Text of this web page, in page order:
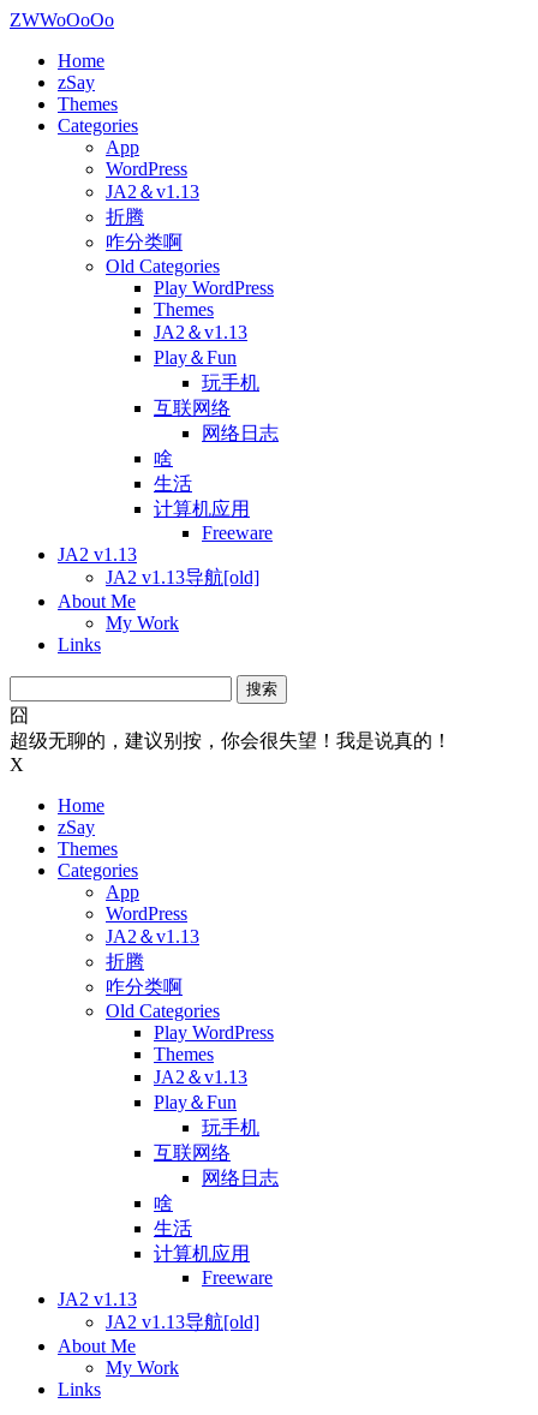
ZWWoOoOo
Home
zSay
Themes
Categories
App
WordPress
JA2＆v1.13
折腾
咋分类啊
Old Categories
Play WordPress
Themes
JA2＆v1.13
Play＆Fun
玩手机
互联网络
网络日志
啥
生活
计算机应用
Freeware
JA2 v1.13
JA2 v1.13导航[old]
About Me
My Work
Links
索：
囧
超级无聊的，建议别按，你会很失望！我是说真的！
X
Home
zSay
Themes
Categories
App
WordPress
JA2＆v1.13
折腾
咋分类啊
Old Categories
Play WordPress
Themes
JA2＆v1.13
Play＆Fun
玩手机
互联网络
网络日志
啥
生活
计算机应用
Freeware
JA2 v1.13
JA2 v1.13导航[old]
About Me
My Work
Links